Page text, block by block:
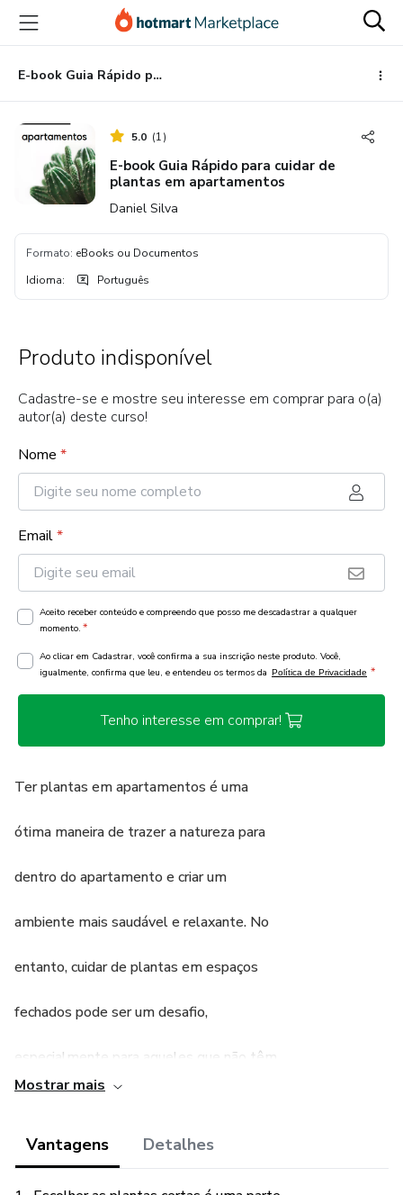
para
conteúdo
principal
para
pagamento
para
rodapé
E-book Guia Rápido para cuidar de plantas em apartamentos
5.0 (1)
E-book Guia Rápido para cuidar de
plantas em apartamentos
Daniel Silva
Formato: eBooks ou Documentos
Idioma: Português
Produto indisponível
Cadastre-se e mostre seu interesse em comprar para o(a)
autor(a) deste curso!
Nome *
Email*
Aceito receber conteúdo e compreendo que posso me descadastrar a qualquer
momento. *
Ao clicar em Cadastrar, você confirma a sua inscrição neste produto. Você,
igualmente, confirma que leu, e entendeu os termos da Política de Privacidade *
Tenho interesse em comprar!
Ter plantas em apartamentos é uma
ótima maneira de trazer a natureza para
dentro do apartamento e criar um
ambiente mais saudável e relaxante. No
entanto, cuidar de plantas em espaços
fechados pode ser um desafio,
especialmente para aqueles que não têm
saber como escolher as plantas certas e
Mostrar mais
Vantagens Detalhes